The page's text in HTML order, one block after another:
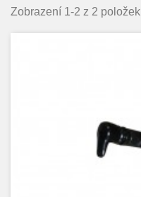
23.2 d 2
Zobrazení 1-2 z 2 položek